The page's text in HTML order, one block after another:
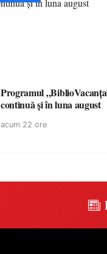
Programul
continuă și în luna august
acum 22 ore